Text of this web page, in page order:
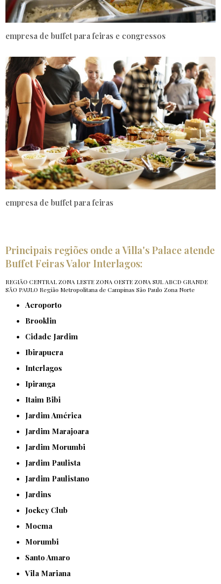
empresa de buffet para feiras e congressos
empresa de buffet para feiras
Principais regiões onde a Villa's Palace atende
Buffet Feiras Valor Interlagos:
REGIÃO CENTRAL ZONA LESTE ZONA OESTE ZONA SUL ABCD GRANDE
SÃO PAULO Região Metropolitana de Campinas São Paulo Zona Norte
Aeroporto
Brooklin
Cidade Jardim
Ibirapuera
Interlagos
Ipiranga
Itaim Bibi
Jardim América
Jardim Marajoara
Jardim Morumbi
Jardim Paulista
Jardim Paulistano
Jardins
Jockey Club
Moema
Morumbi
Santo Amaro
Vila Mariana